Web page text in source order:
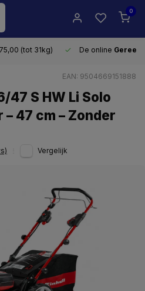
0
(tot 31kg) De online
EAN: 9504669151888
47 S HW Li Solo
47 cm – Zonder
Vergelijk